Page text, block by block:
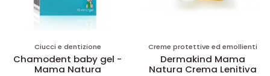
Ciucci e dentizione
Chamodent baby gel -
Mama Natura
Creme protettive ed emollienti
Dermakind Mama
Natura Crema Lenitiva